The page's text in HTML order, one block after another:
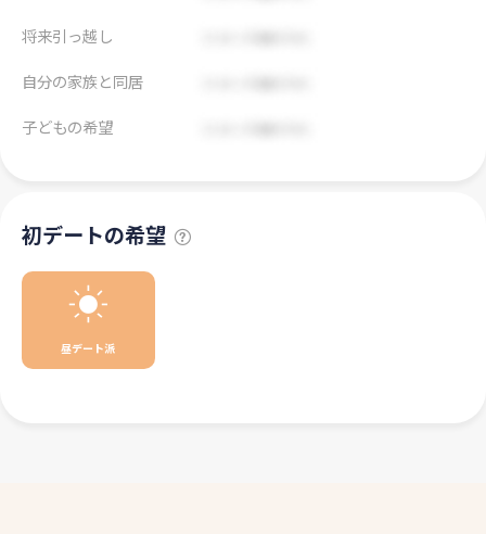
将来引っ越し
自分の家族と同居
子どもの希望
初デートの希望
昼デート派